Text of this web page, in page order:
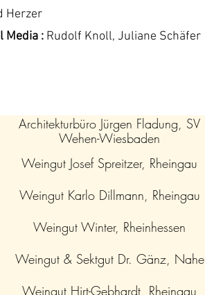
Herzer
Media : Rudolf Knoll, Juliane Schäfer
Architekturbüro Jürgen Fladung, SV
Wehen-Wiesbaden
Weingut Josef Spreitzer, Rheingau
Weingut Karlo Dillmann, Rheingau
Weingut Winter, Rheinhessen
Weingut & Sektgut Dr. Gänz, Nahe
Weingut Hirt-Gebhardt, Rheingau